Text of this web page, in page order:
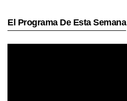
El Programa De Esta Semana